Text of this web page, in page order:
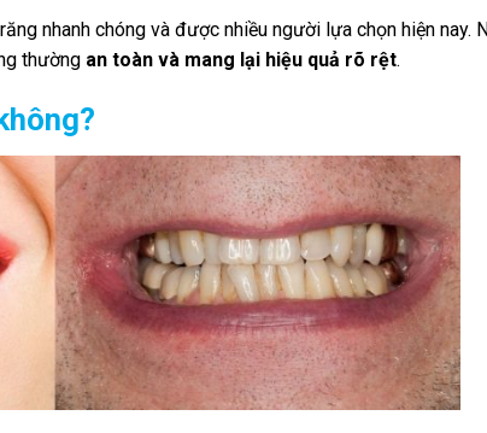
nhanh chóng và được nhiều người lựa chọn hiện nay.
thường an toàn và mang lại hiệu quả rõ rệt.